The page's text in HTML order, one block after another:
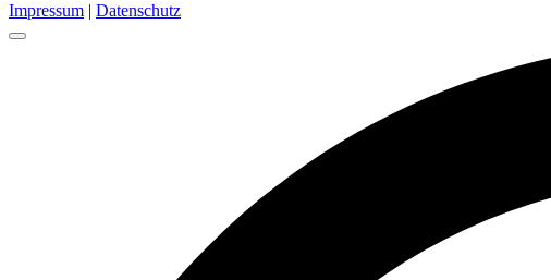
Impressum | Datenschutz